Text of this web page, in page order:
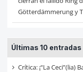
Götterdämmerung y
Últimas 10 entradas
Crítica: ¡“La Ceci”(lia)